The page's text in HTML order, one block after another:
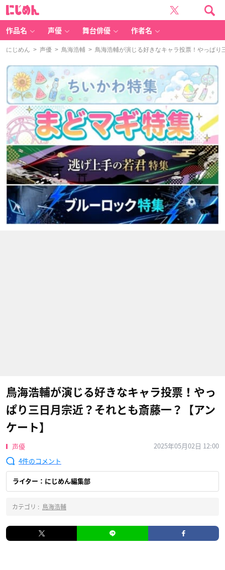
作品名 声優 舞台俳優 作者名
にじめん > 声優 > 鳥海浩輔 > 鳥海浩輔が演じる好きなキャラ投票！やっぱり
鳥海浩輔が演じる好きなキャラ投票！やっ
ぱり三日月宗近？それとも斎藤一？【アン
ケート】
声優
2025年05月02日 12:00
4
ライター：にじめん編集部
カテゴリ : 鳥海浩輔